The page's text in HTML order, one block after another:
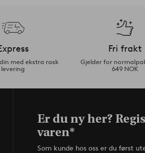
med ekstra rask
levering
Fri frakt
Gjelder for
649 NOK
Er du ny her?
varen*
Som kunde hos oss er du først